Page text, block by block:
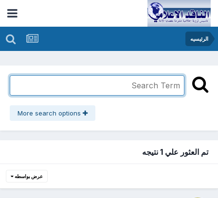
الرئيسيه
تم العثور علي 1 نتيجه
عرض بواسطه